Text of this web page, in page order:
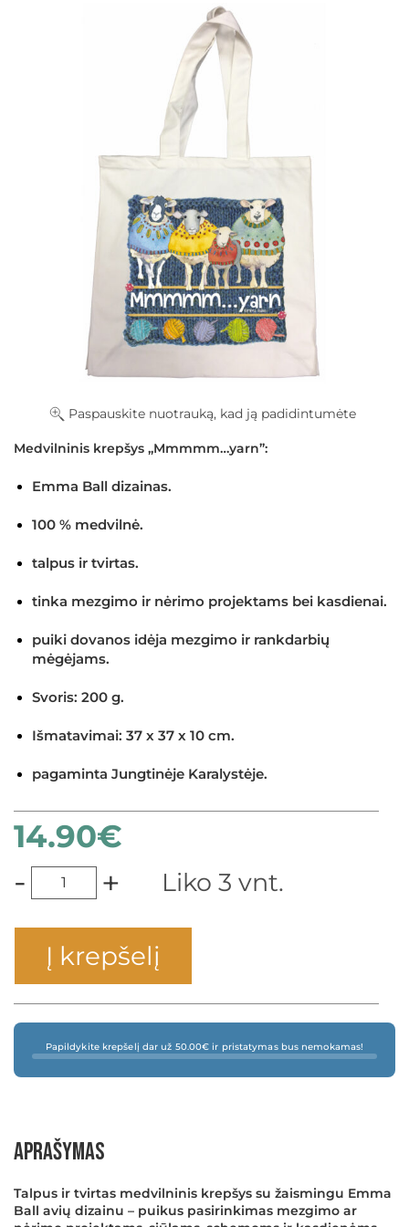
Paspauskite nuotrauką, kad ją padidintumėte
Medvilninis krepšys „Mmmmm…yarn”:
Emma Ball dizainas.
100 % medvilnė.
talpus ir tvirtas.
tinka mezgimo ir nėrimo projektams bei kasdienai.
puiki dovanos idėja mezgimo ir rankdarbių
mėgėjams.
Svoris: 200 g.
Išmatavimai: 37 x 37 x 10 cm.
pagaminta Jungtinėje Karalystėje.
14.90€
- + Liko 3 vnt.
Į krepšelį
Papildykite krepšelį dar už 50.00€ ir pristatymas bus nemokamas!
Aprašymas
Talpus ir tvirtas medvilninis krepšys su žaismingu Emma
Ball avių dizainu – puikus pasirinkimas mezgimo ar